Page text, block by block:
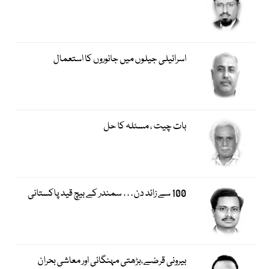
اسرائیلی جیلوں میں جانوروں کا استعمال
بات چیت ، مسئلہ کا حل
100 سے زائد دن… سمندر کے بیچ قید پاکستانی
بیرونی قرضے،بڑھتی مہنگائی اور معاشی بحران